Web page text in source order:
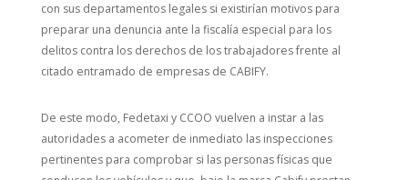
con sus departamentos legales si existirían motivos para
preparar una denuncia ante la fiscalía especial para los
delitos contra los derechos de los trabajadores frente al
citado entramado de empresas de CABIFY.
De este modo, Fedetaxi y CCOO vuelven a instar a las
autoridades a acometer de inmediato las inspecciones
pertinentes para comprobar si las personas físicas que